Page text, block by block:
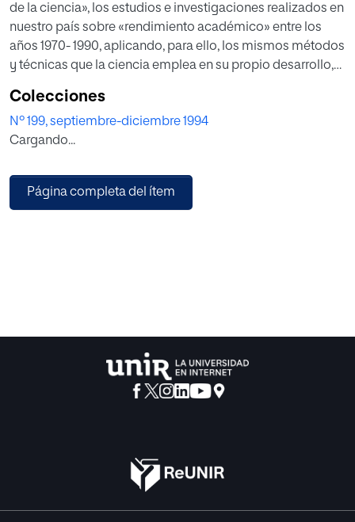
de la ciencia», los estudios e investigaciones realizados en
nuestro país sobre «rendimiento académico» entre los
años 1970- 1990, aplicando, para ello, los mismos métodos
y técnicas que la ciencia emplea en su propio desarrollo,
matemáticos como métodos fundamentales.
Así pues, analizamos cuantitativamente la producción
su relación con otras variables, presencia en las
publicaciones periódicas, círculos de productividad y
Colecciones
Nº 199, septiembre-diciembre 1994
Cargando...
Página completa del ítem